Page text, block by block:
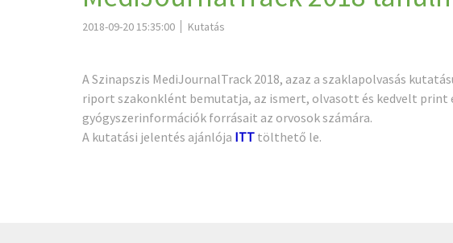
2018-09-20 15:35:00 Kutatás
A Szinapszis MediJournalTrack 2018, azaz a szaklapolvasás
riport szakonklént bemutatja, az ismert, olvasott és kedvelt
gyógyszerinformációk forrásait az orvosok számára.
A kutatási jelentés ajánlója ITT tölthető le.